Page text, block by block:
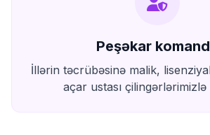
Peşəkar
İllərin təcrübəsinə malik,
açar ustası çilingərlərimizlə